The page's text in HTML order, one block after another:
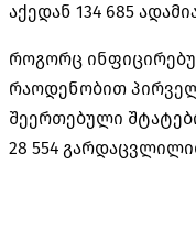
აქედან 134 685
როგორც
რაოდენობით
შეერთებული
28 554